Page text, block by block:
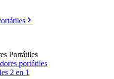
Portátiles
portátiles
2 en 1